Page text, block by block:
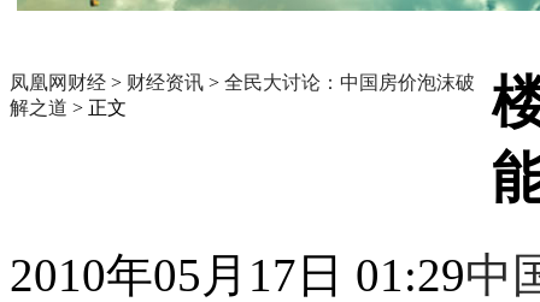
凤凰网财经 > 财经资讯 > 全民大讨论：中国房价泡沫破
解之道 > 正文
2010年05月17日 01:29中